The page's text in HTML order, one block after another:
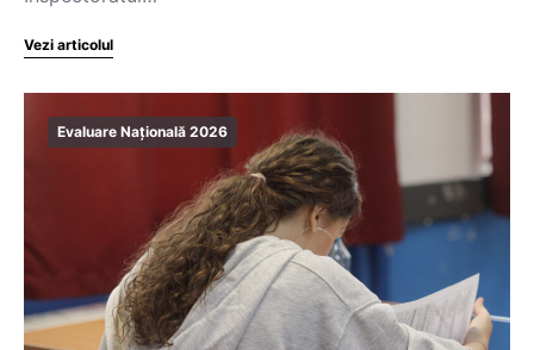
Vezi articolul
Evaluare Națională 2026